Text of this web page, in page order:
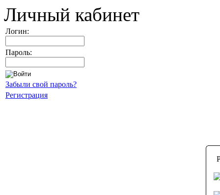
Личный кабинет
Логин:
Пароль:
Забыли свой пароль?
Регистрация